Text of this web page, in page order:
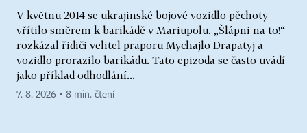
V květnu 2014 se ukrajinské bojové vozidlo pěchoty
vřítilo směrem k barikádě v Mariupolu. „Šlápni na to!“
rozkázal řidiči velitel praporu Mychajlo Drapatyj a
vozidlo prorazilo barikádu. Tato epizoda se často uvádí
jako příklad odhodlání...
7. 8. 2026 ▪ 8 min. čtení